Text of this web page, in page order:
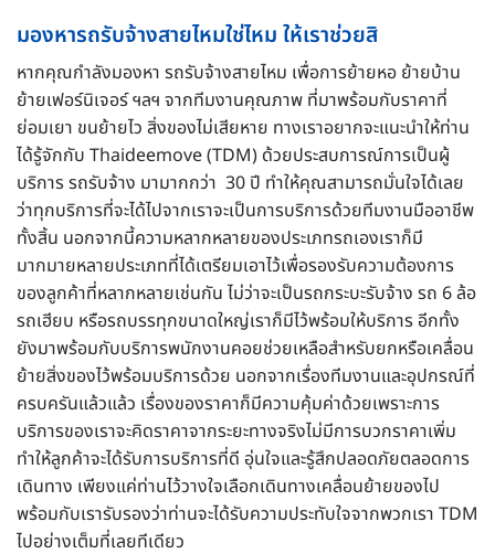
มองหารถรับจ้างสายไหมใช่ไหม ให้เราช่วยสิ
หากคุณกำลังมองหา รถรับจ้างสายไหม เพื่อการย้ายหอ ย้ายบ้าน
ย้ายเฟอร์นิเจอร์ ฯลฯ จากทีมงานคุณภาพ ที่มาพร้อมกับราคาที่
ย่อมเยา ขนย้ายไว สิ่งของไม่เสียหาย ทางเราอยากจะแนะนำให้ท่าน
ได้รู้จักกับ Thaideemove (TDM) ด้วยประสบการณ์การเป็นผู้
บริการ รถรับจ้าง มามากกว่า 30 ปี ทำให้คุณสามารถมั่นใจได้เลย
ว่าทุกบริการที่จะได้ไปจากเราจะเป็นการบริการด้วยทีมงานมืออาชีพ
ทั้งสิ้น นอกจากนี้ความหลากหลายของประเภทรถเองเราก็มี
มากมายหลายประเภทที่ได้เตรียมเอาไว้เพื่อรองรับความต้องการ
ของลูกค้าที่หลากหลายเช่นกัน ไม่ว่าจะเป็นรถกระบะรับจ้าง รถ 6 ล้อ
รถเฮียบ หรือรถบรรทุกขนาดใหญ่เราก็มีไว้พร้อมให้บริการ อีกทั้ง
ยังมาพร้อมกับบริการพนักงานคอยช่วยเหลือสำหรับยกหรือเคลื่อน
ย้ายสิ่งของไว้พร้อมบริการด้วย นอกจากเรื่องทีมงานและอุปกรณ์ที่
ครบครันแล้วแล้ว เรื่องของราคาก็มีความคุ้มค่าด้วยเพราะการ
บริการของเราจะคิดราคาจากระยะทางจริงไม่มีการบวกราคาเพิ่ม
ทำให้ลูกค้าจะได้รับการบริการที่ดี อุ่นใจและรู้สึกปลอดภัยตลอดการ
เดินทาง เพียงแค่ท่านไว้วางใจเลือกเดินทางเคลื่อนย้ายของไป
พร้อมกับเรารับรองว่าท่านจะได้รับความประทับใจจากพวกเรา TDM
ไปอย่างเต็มที่เลยทีเดียว